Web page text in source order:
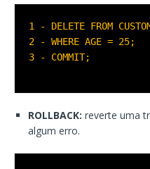
1 - DELETE FROM
2 - WHERE AGE = 25;
3 - COMMIT;
ROLLBACK: reverte uma
algum erro.